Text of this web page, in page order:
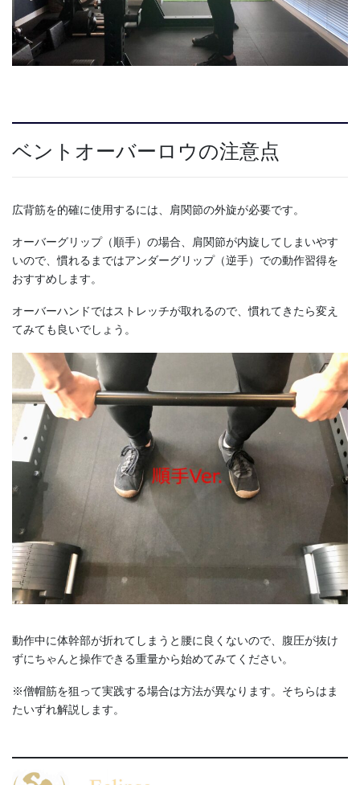
ベントオーバーロウの注意点
広背筋を的確に使用するには、肩関節の外旋が必要です。
オーバーグリップ（順手）の場合、肩関節が内旋してしまいやす
いので、慣れるまではアンダーグリップ（逆手）での動作習得を
おすすめします。
オーバーハンドではストレッチが取れるので、慣れてきたら変え
てみても良いでしょう。
動作中に体幹部が折れてしまうと腰に良くないので、腹圧が抜け
ずにちゃんと操作できる重量から始めてみてください。
※僧帽筋を狙って実践する場合は方法が異なります。そちらはま
たいずれ解説します。